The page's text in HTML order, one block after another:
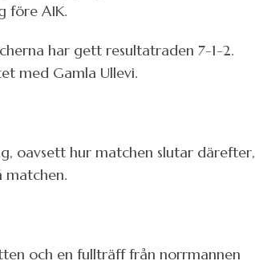
före AIK.
har gett resultatraden 7-1-2.
med Gamla Ullevi.
oavsett hur matchen slutar därefter,
matchen.
och en fullträff från norrmannen